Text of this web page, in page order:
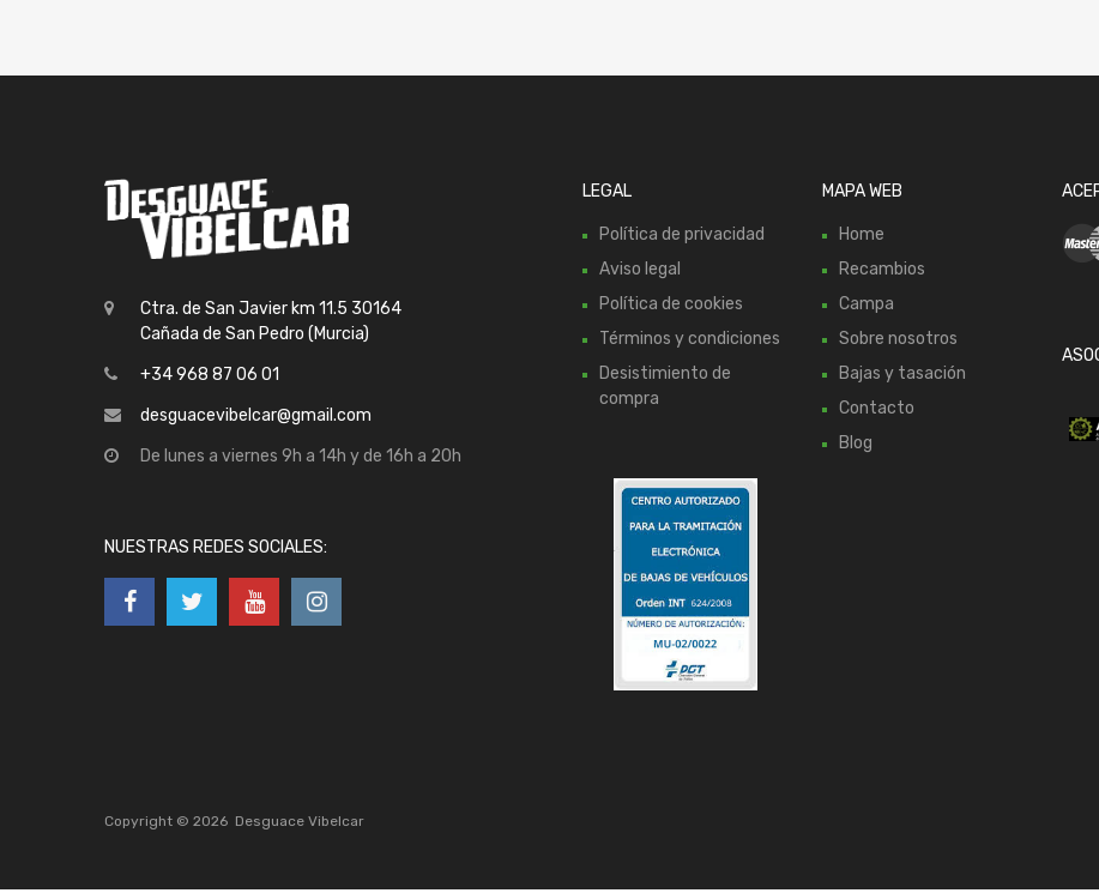
Ctra. de San Javier km 11.5 30164
Cañada de San Pedro (Murcia)
+34 968 87 06 01
desguacevibelcar@gmail.com
De lunes a viernes 9h a 14h y de 16h a 20h
NUESTRAS REDES SOCIALES:
LEGAL
Política de privacidad
Aviso legal
Política de cookies
Términos y condiciones
Desistimiento de
compra
MAPA WEB
Home
Recambios
Campa
Sobre nosotros
Bajas y tasación
Contacto
Blog
Copyright © 2026 Desguace Vibelcar